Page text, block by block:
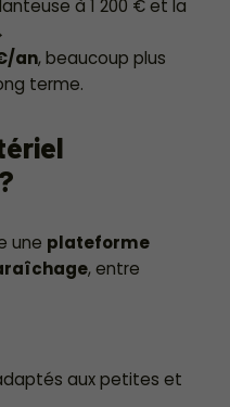
à 1 200 € et la
an, beaucoup plus
terme.
une plateforme
, entre
aux petites et